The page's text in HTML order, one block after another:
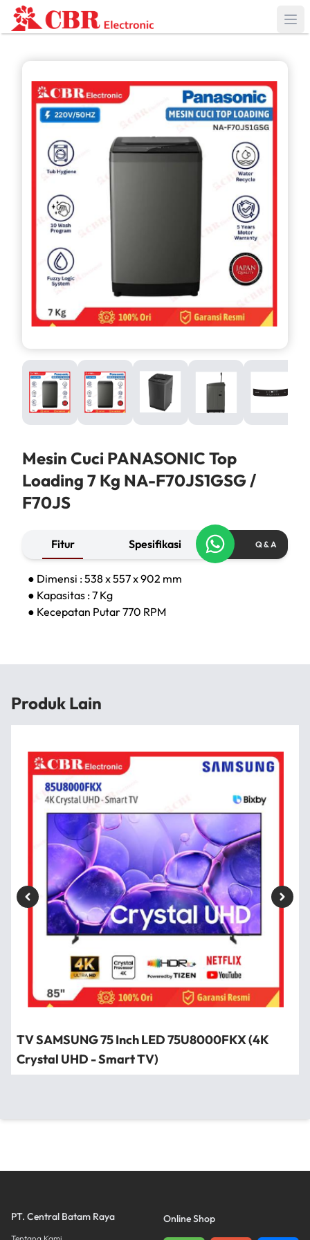
Mesin Cuci PANASONIC Top
Loading 7 Kg NA-F70JS1GSG /
F70JS
Fitur Spesifikasi Q & A
● Dimensi : 538 x 557 x 902 mm
● Kapasitas : 7 Kg
● Kecepatan Putar 770 RPM
Produk Lain
TV SAMSUNG 75 Inch LED 75U8000FKX (4K
Crystal UHD - Smart TV)
PT. Central Batam Raya Online Shop